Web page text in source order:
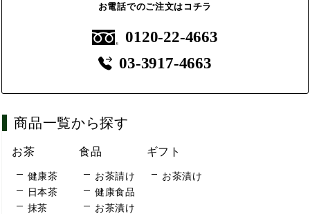
お電話でのご注文はコチラ
0120-22-4663
03-3917-4663
商品一覧から探す
お茶
健康茶
日本茶
抹茶
食品
お茶請け
健康食品
お茶漬け
ギフト
お茶漬け